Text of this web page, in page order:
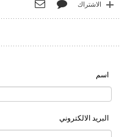
الاشتراك
اسم
البريد الالكتروني